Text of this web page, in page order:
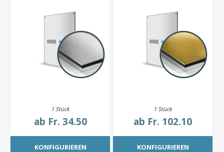
1 Stück
ab Fr. 34.50
KONFIGURIEREN
1 Stück
ab Fr. 102.10
KONFIGURIEREN